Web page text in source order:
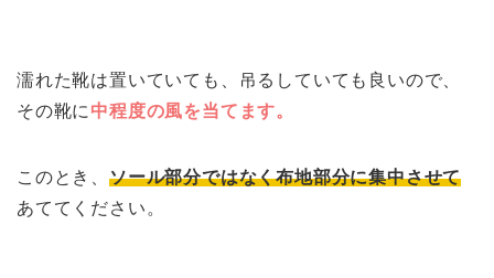
濡れた靴は置いていても、吊るしていても良いので、
その靴に 中程度の風を当てます。
このとき、 ソール部分ではなく布地部分に集中させて
あててください。